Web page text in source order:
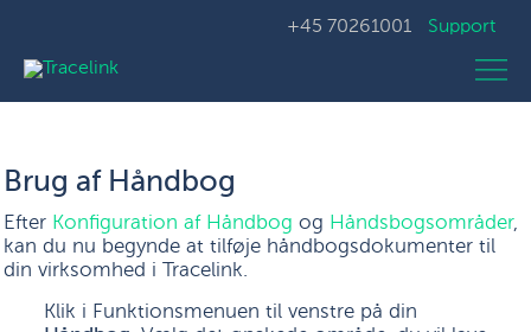
+45 70261001 Support
Brug af Håndbog
Efter Konfiguration af Håndbog og Håndsbogsområder,
kan du nu begynde at tilføje håndbogsdokumenter til
din virksomhed i Tracelink.
Klik i Funktionsmenuen til venstre på din